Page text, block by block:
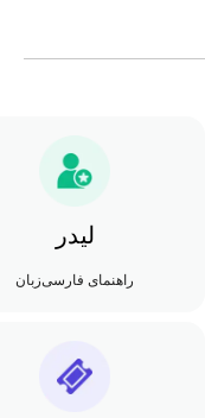
لیدر
راهنمای فارسی‌زبان